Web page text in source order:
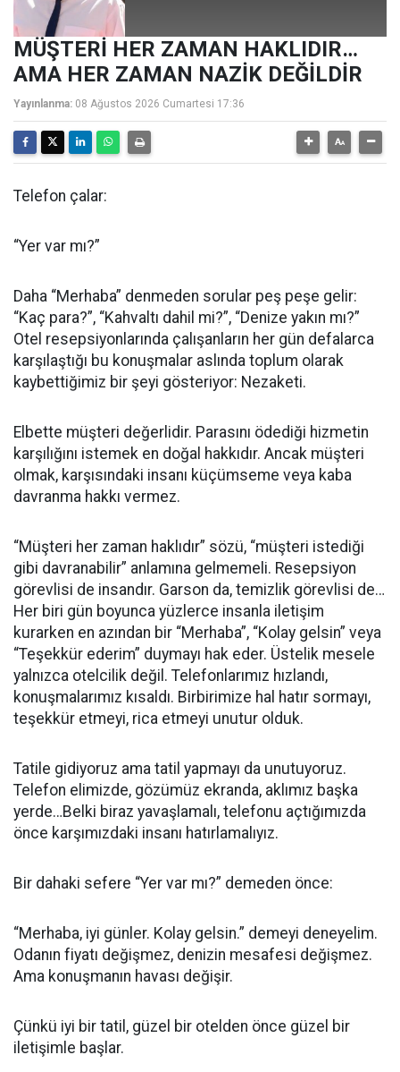
MÜŞTERİ HER ZAMAN HAKLIDIR…
AMA HER ZAMAN NAZİK DEĞİLDİR
Yayınlanma: 08 Ağustos 2026 Cumartesi 17:36
Telefon çalar:
“Yer var mı?”
Daha “Merhaba” denmeden sorular peş peşe gelir:
“Kaç para?”, “Kahvaltı dahil mi?”, “Denize yakın mı?”
Otel resepsiyonlarında çalışanların her gün defalarca
karşılaştığı bu konuşmalar aslında toplum olarak
kaybettiğimiz bir şeyi gösteriyor: Nezaketi.
Elbette müşteri değerlidir. Parasını ödediği hizmetin
karşılığını istemek en doğal hakkıdır. Ancak müşteri
olmak, karşısındaki insanı küçümseme veya kaba
davranma hakkı vermez.
“Müşteri her zaman haklıdır” sözü, “müşteri istediği
gibi davranabilir” anlamına gelmemeli. Resepsiyon
görevlisi de insandır. Garson da, temizlik görevlisi de…
Her biri gün boyunca yüzlerce insanla iletişim
kurarken en azından bir “Merhaba”, “Kolay gelsin” veya
“Teşekkür ederim” duymayı hak eder. Üstelik mesele
yalnızca otelcilik değil. Telefonlarımız hızlandı,
konuşmalarımız kısaldı. Birbirimize hal hatır sormayı,
teşekkür etmeyi, rica etmeyi unutur olduk.
Tatile gidiyoruz ama tatil yapmayı da unutuyoruz.
Telefon elimizde, gözümüz ekranda, aklımız başka
yerde…Belki biraz yavaşlamalı, telefonu açtığımızda
önce karşımızdaki insanı hatırlamalıyız.
Bir dahaki sefere “Yer var mı?” demeden önce:
“Merhaba, iyi günler. Kolay gelsin.” demeyi deneyelim.
Odanın fiyatı değişmez, denizin mesafesi değişmez.
Ama konuşmanın havası değişir.
Çünkü iyi bir tatil, güzel bir otelden önce güzel bir
iletişimle başlar.